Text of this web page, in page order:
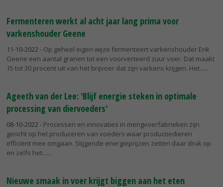
Fermenteren werkt al acht jaar lang prima voor
varkenshouder Geene
11-10-2022 - Op geheel eigen wijze fermenteert varkenshouder Erik
Geene een aantal granen tot een voorverteerd zuur voer. Dat maakt
15 tot 30 procent uit van het brijvoer dat zijn varkens krijgen. Het...
Ageeth van der Lee: 'Blijf energie steken in optimale
processing van diervoeders'
08-10-2022 - Processen en innovaties in mengvoerfabrieken zijn
gericht op het produceren van voeders waar productiedieren
efficiënt mee omgaan. Stijgende energieprijzen zetten daar druk op
en zelfs het...
Nieuwe smaak in voer krijgt biggen aan het eten